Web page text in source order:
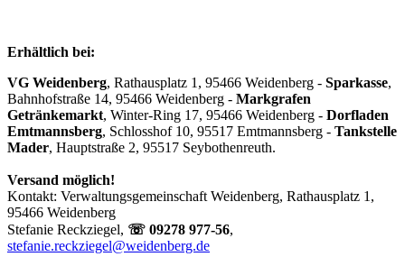
Erhältlich bei:
VG Weidenberg, Rathausplatz 1, 95466 Weidenberg - Sparkasse,
Bahnhofstraße 14, 95466 Weidenberg - Markgrafen
Getränkemarkt, Winter-Ring 17, 95466 Weidenberg - Dorfladen
Emtmannsberg, Schlosshof 10, 95517 Emtmannsberg - Tankstelle
Mader, Hauptstraße 2, 95517 Seybothenreuth.
Versand möglich!
Kontakt: Verwaltungsgemeinschaft Weidenberg, Rathausplatz 1,
95466 Weidenberg
Stefanie Reckziegel, ☏ 09278 977-56,
stefanie.reckziegel@weidenberg.de